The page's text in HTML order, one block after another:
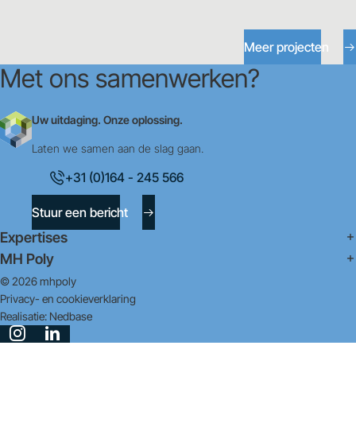
Meer projecten
Met ons samenwerken?
Uw uitdaging. Onze oplossing.
Laten we samen aan de slag gaan.
+31 (0)164 - 245 566
Stuur een bericht
Expertises
MH Poly
© 2026 mhpoly
Privacy- en cookieverklaring
Realisatie: Nedbase